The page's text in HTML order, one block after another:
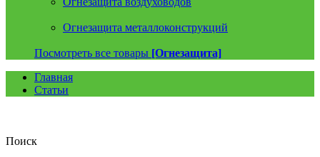
Огнезащита металлоконструкций
Посмотреть все товары [Огнезащита]
Главная
Статьи
Поиск